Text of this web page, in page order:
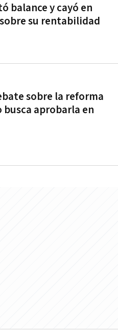
balance y cayó en
su rentabilidad
sobre la reforma
busca aprobarla en